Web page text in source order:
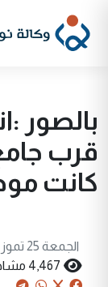
بالصور
قرب
كانت
الجمعة 25 تموز 2014
4,467 مشاهدة